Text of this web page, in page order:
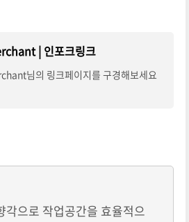
| 인포크링크
님의 링크페이지를 구경해보세요
각으로 작업공간을 효율적으